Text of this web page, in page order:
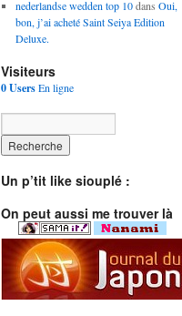
nederlandse wedden top 10dans Oui,
bon, j’ai acheté Saint Seiya Edition
Deluxe.
Visiteurs
0 UsersEn ligne
Un p’tit like siouplé :
On peut aussi me trouver là